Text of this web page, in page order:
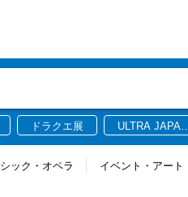
ドラクエ展
ULTRA JAPAN
ック・オペラ イベント・アート